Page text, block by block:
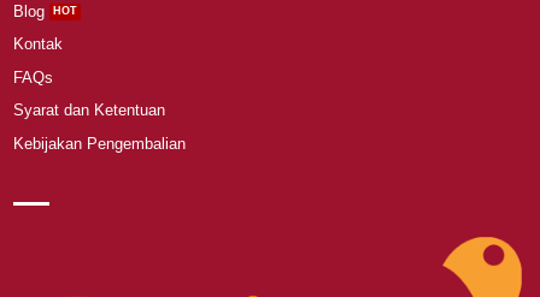
Blog
Kontak
FAQs
Syarat dan Ketentuan
Kebijakan Pengembalian